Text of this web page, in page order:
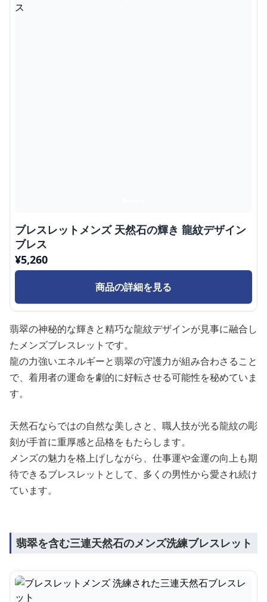
ブレスレットメンズ 天然石の輝き 龍紋デザイン
ブレス
¥5,260
商品の詳細を見る
翡翠の神秘的な輝きと精巧な龍紋デザインが見事に融合し
たメンズブレスレットです。
龍の力強いエネルギーと翡翠の守護力が組み合わさること
で、着用者の運命を劇的に好転させる可能性を秘めていま
す。
天然石ならではの自然な美しさと、職人技が光る龍紋の彫
刻が手首に重厚感と品格をもたらします。
メンズの魅力を格上げしながら、仕事運や金運の向上も期
待できるブレスレットとして、多くの男性から愛され続け
ています。
翡翠を含む三連天然石のメンズ洗練ブレスレット